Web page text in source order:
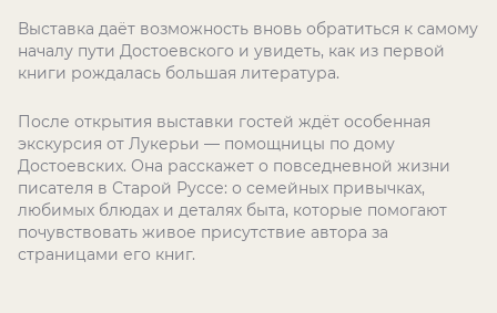
Выставка даёт возможность вновь обратиться к самому
началу пути Достоевского и увидеть, как из первой
книги рождалась большая литература.
После открытия выставки гостей ждёт особенная
экскурсия от Лукерьи — помощницы по дому
Достоевских. Она расскажет о повседневной жизни
писателя в Старой Руссе: о семейных привычках,
любимых блюдах и деталях быта, которые помогают
почувствовать живое присутствие автора за
страницами его книг.